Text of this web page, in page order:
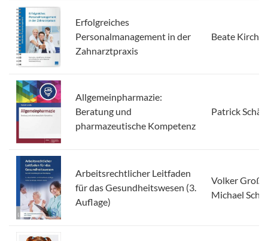
Erfolgreiches
Personalmanagement in der
Zahnarztpraxis
Beate Kirch
Allgemeinpharmazie:
Beratung und
pharmazeutische Kompetenz
Patrick
Arbeitsrechtlicher Leitfaden
für das Gesundheitswesen (3.
Auflage)
Volker
Michael